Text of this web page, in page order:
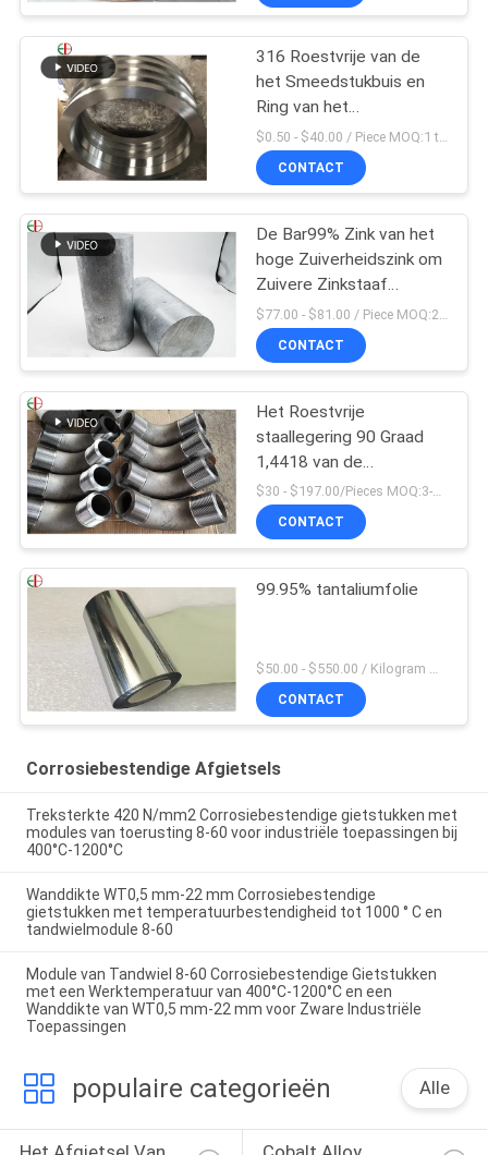
316 Roestvrije van de
het Smeedstukbuis en
Ring van het
Legeringsstaal de Buis
van de
Afgietselscentrifuge
CONTACT
De Bar99% Zink van het
hoge Zuiverheidszink om
Zuivere Zinkstaaf
100x100x200mm
CONTACT
Het Roestvrije
staallegering 90 Graad
1,4418 van de
flensverbinding de
Elleboog van de
Pijpmontage
$30 - $197.00/Pieces MOQ:3-delig / Pieces
CONTACT
99.95% tantaliumfolie
$50.00 - $550.00 / Kilogram MOQ:2 kilogram
CONTACT
Corrosiebestendige Afgietsels
Treksterkte 420 N/mm2 Corrosiebestendige gietstukken met
modules van toerusting 8-60 voor industriële toepassingen bij
400°C-1200°C
Wanddikte WT0,5 mm-22 mm Corrosiebestendige
gietstukken met temperatuurbestendigheid tot 1000 ° C en
tandwielmodule 8-60
Module van Tandwiel 8-60 Corrosiebestendige Gietstukken
met een Werktemperatuur van 400°C-1200°C en een
Wanddikte van WT0,5 mm-22 mm voor Zware Industriële
Toepassingen
populaire categorieën Alle